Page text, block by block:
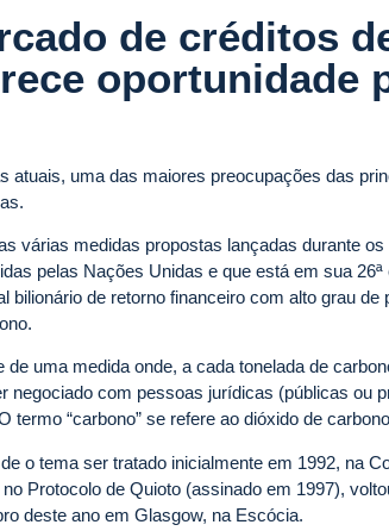
de créditos
oportunidade
atuais, uma das maiores preocupações das
várias medidas propostas lançadas durante
pelas Nações Unidas e que está em sua
bilionário de retorno financeiro com alto grau
de uma medida onde, a cada tonelada de
negociado com pessoas jurídicas (públicas ou
termo “carbono” se refere ao dióxido de
o tema ser tratado inicialmente em 1992, na
Protocolo de Quioto (assinado em 1997),
deste ano em Glasgow, na Escócia.